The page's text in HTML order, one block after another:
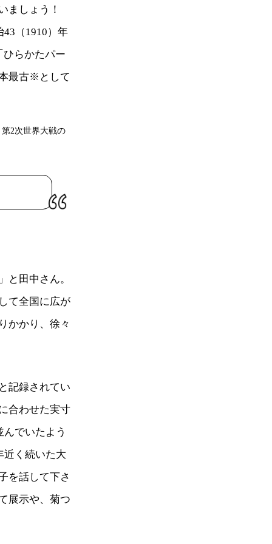
ましょう！
（1910）年
らかたパー
最古※として
2次世界大戦の
と田中さん。
て全国に広が
かかり、徐々
記録されてい
合わせた実寸
でいたよう
近く続いた大
を話して下さ
展示や、菊つ